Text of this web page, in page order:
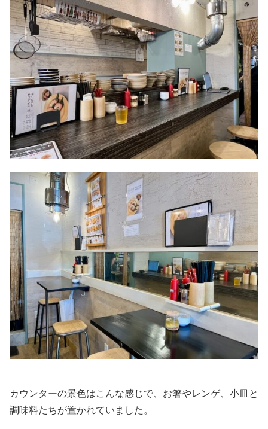
カウンターの景色はこんな感じで、お箸やレンゲ、小皿と
調味料たちが置かれていました。